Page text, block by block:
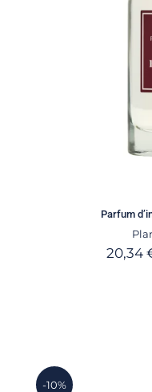
Parfum
20,34
-10%